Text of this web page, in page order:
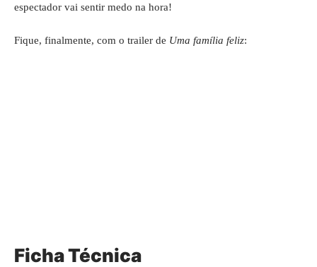
espectador vai sentir medo na hora!
Fique, finalmente, com o trailer de Uma família feliz:
Ficha Técnica